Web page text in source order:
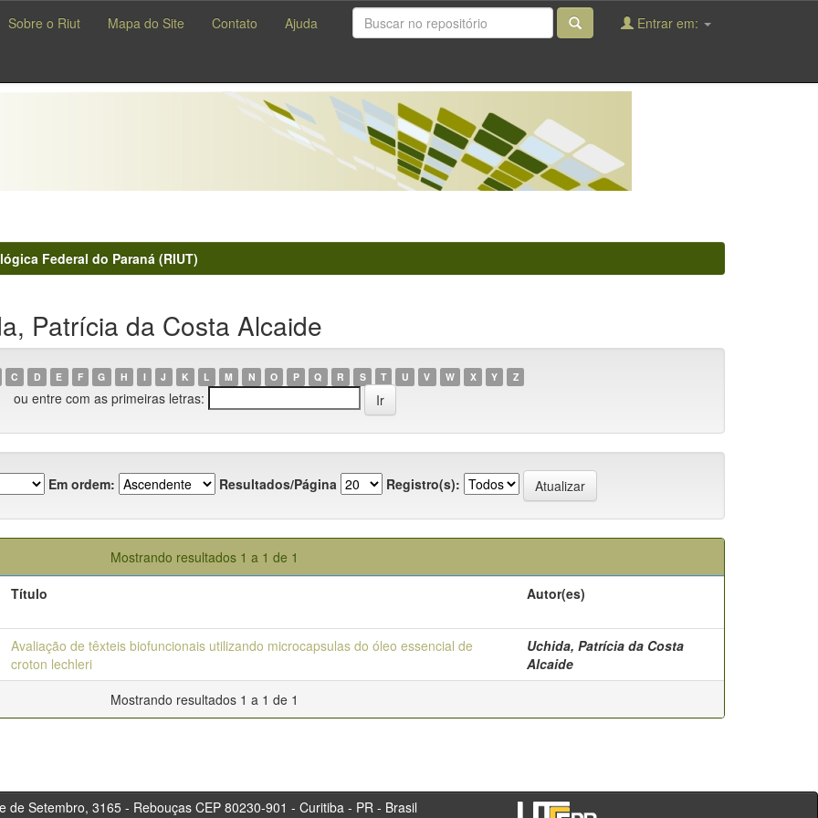
Sobre o Riut Mapa do Site Contato Ajuda Entrar em:
Federal do Paraná (RIUT)
Patrícia da Costa Alcaide
C D E F G H I J K L M N O P Q R S T U V W X Y Z
ou entre com as primeiras letras:
Em ordem: Resultados/Página Registro(s):
Mostrando resultados 1 a 1 de 1
Título Autor(es)
Avaliação de têxteis biofuncionais utilizando microcapsulas do óleo essencial de
croton lechleri
Uchida, Patrícia da Costa
Alcaide
Mostrando resultados 1 a 1 de 1
3165 - Rebouças CEP 80230-901 - Curitiba - PR - Brasil